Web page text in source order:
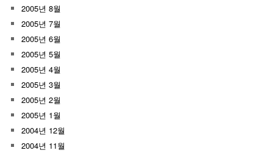
2005년 8월
2005년 7월
2005년 6월
2005년 5월
2005년 4월
2005년 3월
2005년 2월
2005년 1월
2004년 12월
2004년 11월